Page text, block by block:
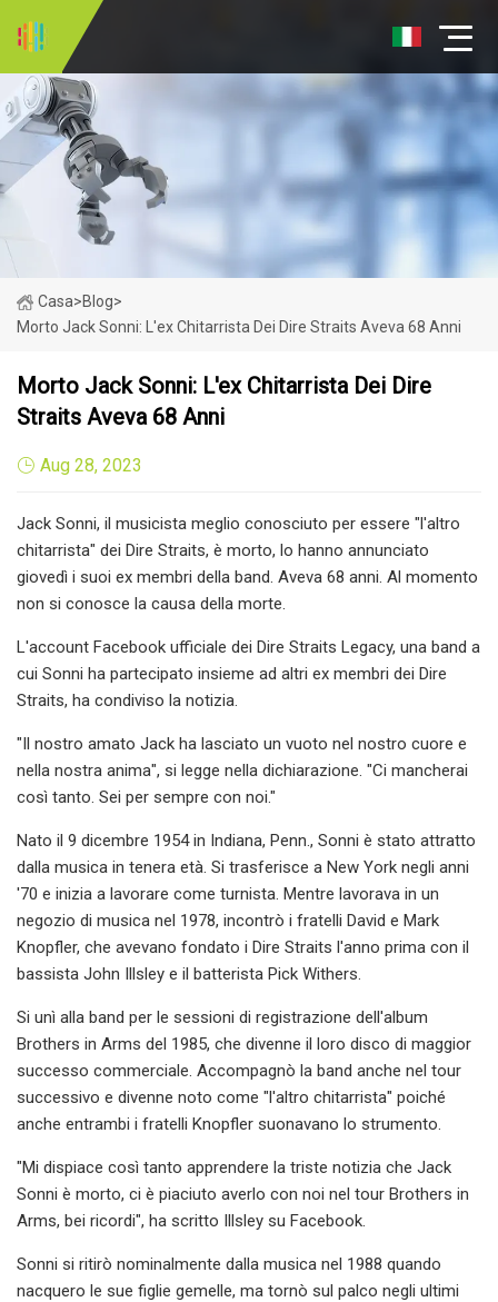
Casa>Blog>
Morto Jack Sonni: L'ex Chitarrista Dei Dire Straits Aveva 68 Anni
Morto Jack Sonni: L'ex Chitarrista Dei Dire
Straits Aveva 68 Anni
Aug 28, 2023
Jack Sonni, il musicista meglio conosciuto per essere "l'altro
chitarrista" dei Dire Straits, è morto, lo hanno annunciato
giovedì i suoi ex membri della band. Aveva 68 anni. Al momento
non si conosce la causa della morte.
L'account Facebook ufficiale dei Dire Straits Legacy, una band a
cui Sonni ha partecipato insieme ad altri ex membri dei Dire
Straits, ha condiviso la notizia.
"Il nostro amato Jack ha lasciato un vuoto nel nostro cuore e
nella nostra anima", si legge nella dichiarazione. "Ci mancherai
così tanto. Sei per sempre con noi."
Nato il 9 dicembre 1954 in Indiana, Penn., Sonni è stato attratto
dalla musica in tenera età. Si trasferisce a New York negli anni
'70 e inizia a lavorare come turnista. Mentre lavorava in un
negozio di musica nel 1978, incontrò i fratelli David e Mark
Knopfler, che avevano fondato i Dire Straits l'anno prima con il
bassista John Illsley e il batterista Pick Withers.
Si unì alla band per le sessioni di registrazione dell'album
Brothers in Arms del 1985, che divenne il loro disco di maggior
successo commerciale. Accompagnò la band anche nel tour
successivo e divenne noto come "l'altro chitarrista" poiché
anche entrambi i fratelli Knopfler suonavano lo strumento.
"Mi dispiace così tanto apprendere la triste notizia che Jack
Sonni è morto, ci è piaciuto averlo con noi nel tour Brothers in
Arms, bei ricordi", ha scritto Illsley su Facebook.
Sonni si ritirò nominalmente dalla musica nel 1988 quando
nacquero le sue figlie gemelle, ma tornò sul palco negli ultimi